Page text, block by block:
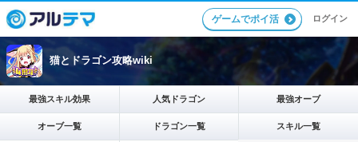
ゲームでポイ活 ログイン
猫とドラゴン攻略wiki
最強スキル効果 人気ドラゴン 最強オーブ
オーブ一覧 ドラゴン一覧 スキル一覧